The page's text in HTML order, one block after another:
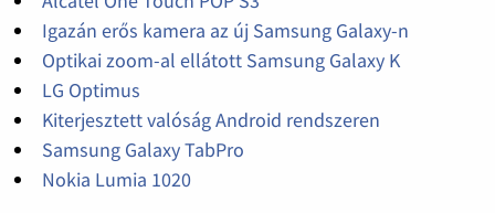
Igazán erős kamera az új Samsung Galaxy-n
Optikai zoom-al ellátott Samsung Galaxy K
LG Optimus
Kiterjesztett valóság Android rendszeren
Samsung Galaxy TabPro
Nokia Lumia 1020